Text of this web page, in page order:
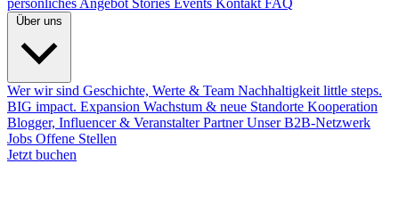
persönliches Angebot Stories Events Kontakt FAQ
Wer wir sind Geschichte, Werte & Team Nachhaltigkeit little steps.
BIG impact. Expansion Wachstum & neue Standorte Kooperation
Blogger, Influencer & Veranstalter Partner Unser B2B-Netzwerk
Jobs Offene Stellen
Jetzt buchen